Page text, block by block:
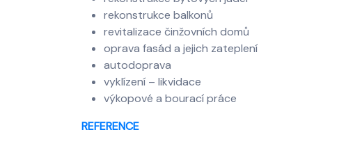
rekonstrukce balkonů
revitalizace činžovních domů
oprava fasád a jejich zateplení
autodoprava
vyklízení – likvidace
výkopové a bourací práce
REFERENCE